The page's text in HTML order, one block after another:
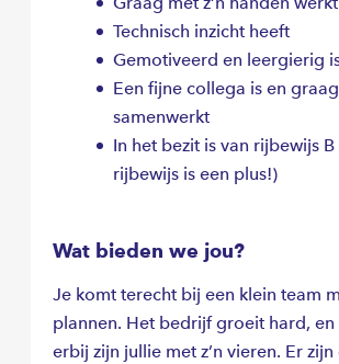
Technisch inzicht heeft
Gemotiveerd en leergierig
Een fijne collega is en graag
samenwerkt
In het bezit is van rijbewijs
rijbewijs is een plus!)
Wat bieden we jou?
Je komt terecht bij een klein team
plannen. Het bedrijf groeit hard, en
erbij zijn jullie met z’n vieren. Er